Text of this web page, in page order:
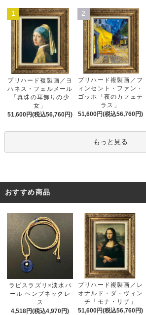
1
プリハード複製画／ヨ
ハネス・フェルメール
「真珠の耳飾りの少
女」
51,600円(税込56,760円)
2
プリハード複製画／フ
ィンセント・ファン・
ゴッホ「夜のカフェテ
ラス」
51,600円(税込56,760円)
もっと見る
おすすめ商品
ラピスラズリ×淡水パ
ール ヘンプネックレ
ス
4,518円(税込4,970円)
プリハード複製画／レ
オナルド・ダ・ヴィン
チ「モナ・リザ」
51,600円(税込56,760円)